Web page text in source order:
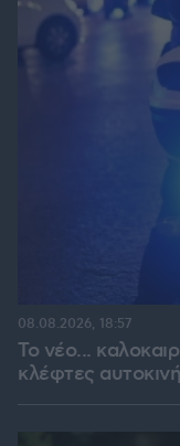
Το νέο...
κλέφτες
08.08.2026, 18:57